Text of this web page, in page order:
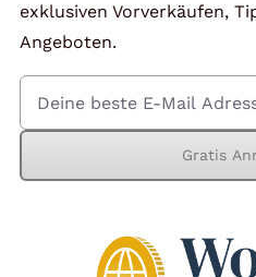
exklusiven Vorverkäufen,
Angeboten.
Gratis